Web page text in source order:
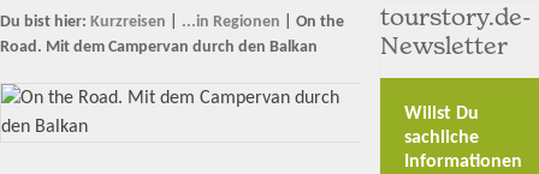
Du bist hier: Kurzreisen ...in Regionen
On the
Road. Mit dem Campervan durch den Balkan
tourstory.de-
Newsletter
Willst Du
sachliche
Informationen